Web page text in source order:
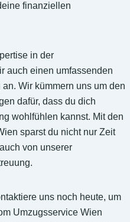
finanziellen
in der
auch einen umfassenden
Wir kümmern uns um den
dafür, dass du dich
wohlfühlen kannst. Mit den
sparst du nicht nur Zeit
von unserer
uns noch heute, um
Umzugsservice Wien